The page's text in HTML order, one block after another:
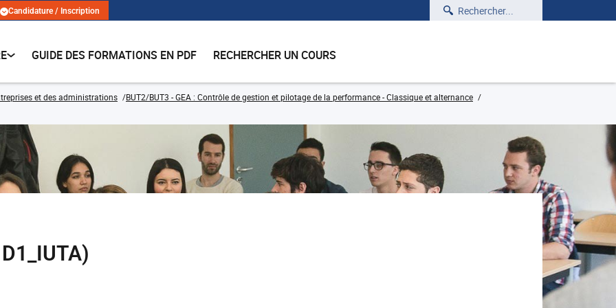
Candidature / Inscription Rechercher
GUIDE DES FORMATIONS EN PDF RECHERCHER UN COURS
et des administrations
BUT2/BUT3 - GEA : Contrôle de gestion et pilotage de la performance - Classique et alternance